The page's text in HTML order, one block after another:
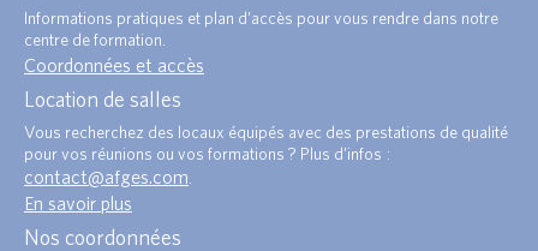
Informations pratiques et plan d’accès pour vous rendre dans notre
centre de formation.
Coordonnées et accès
Location de salles
Vous recherchez des locaux équipés avec des prestations de qualité
pour vos réunions ou vos formations ? Plus d’infos :
contact@afges.com
En savoir plus
Nos coordonnées